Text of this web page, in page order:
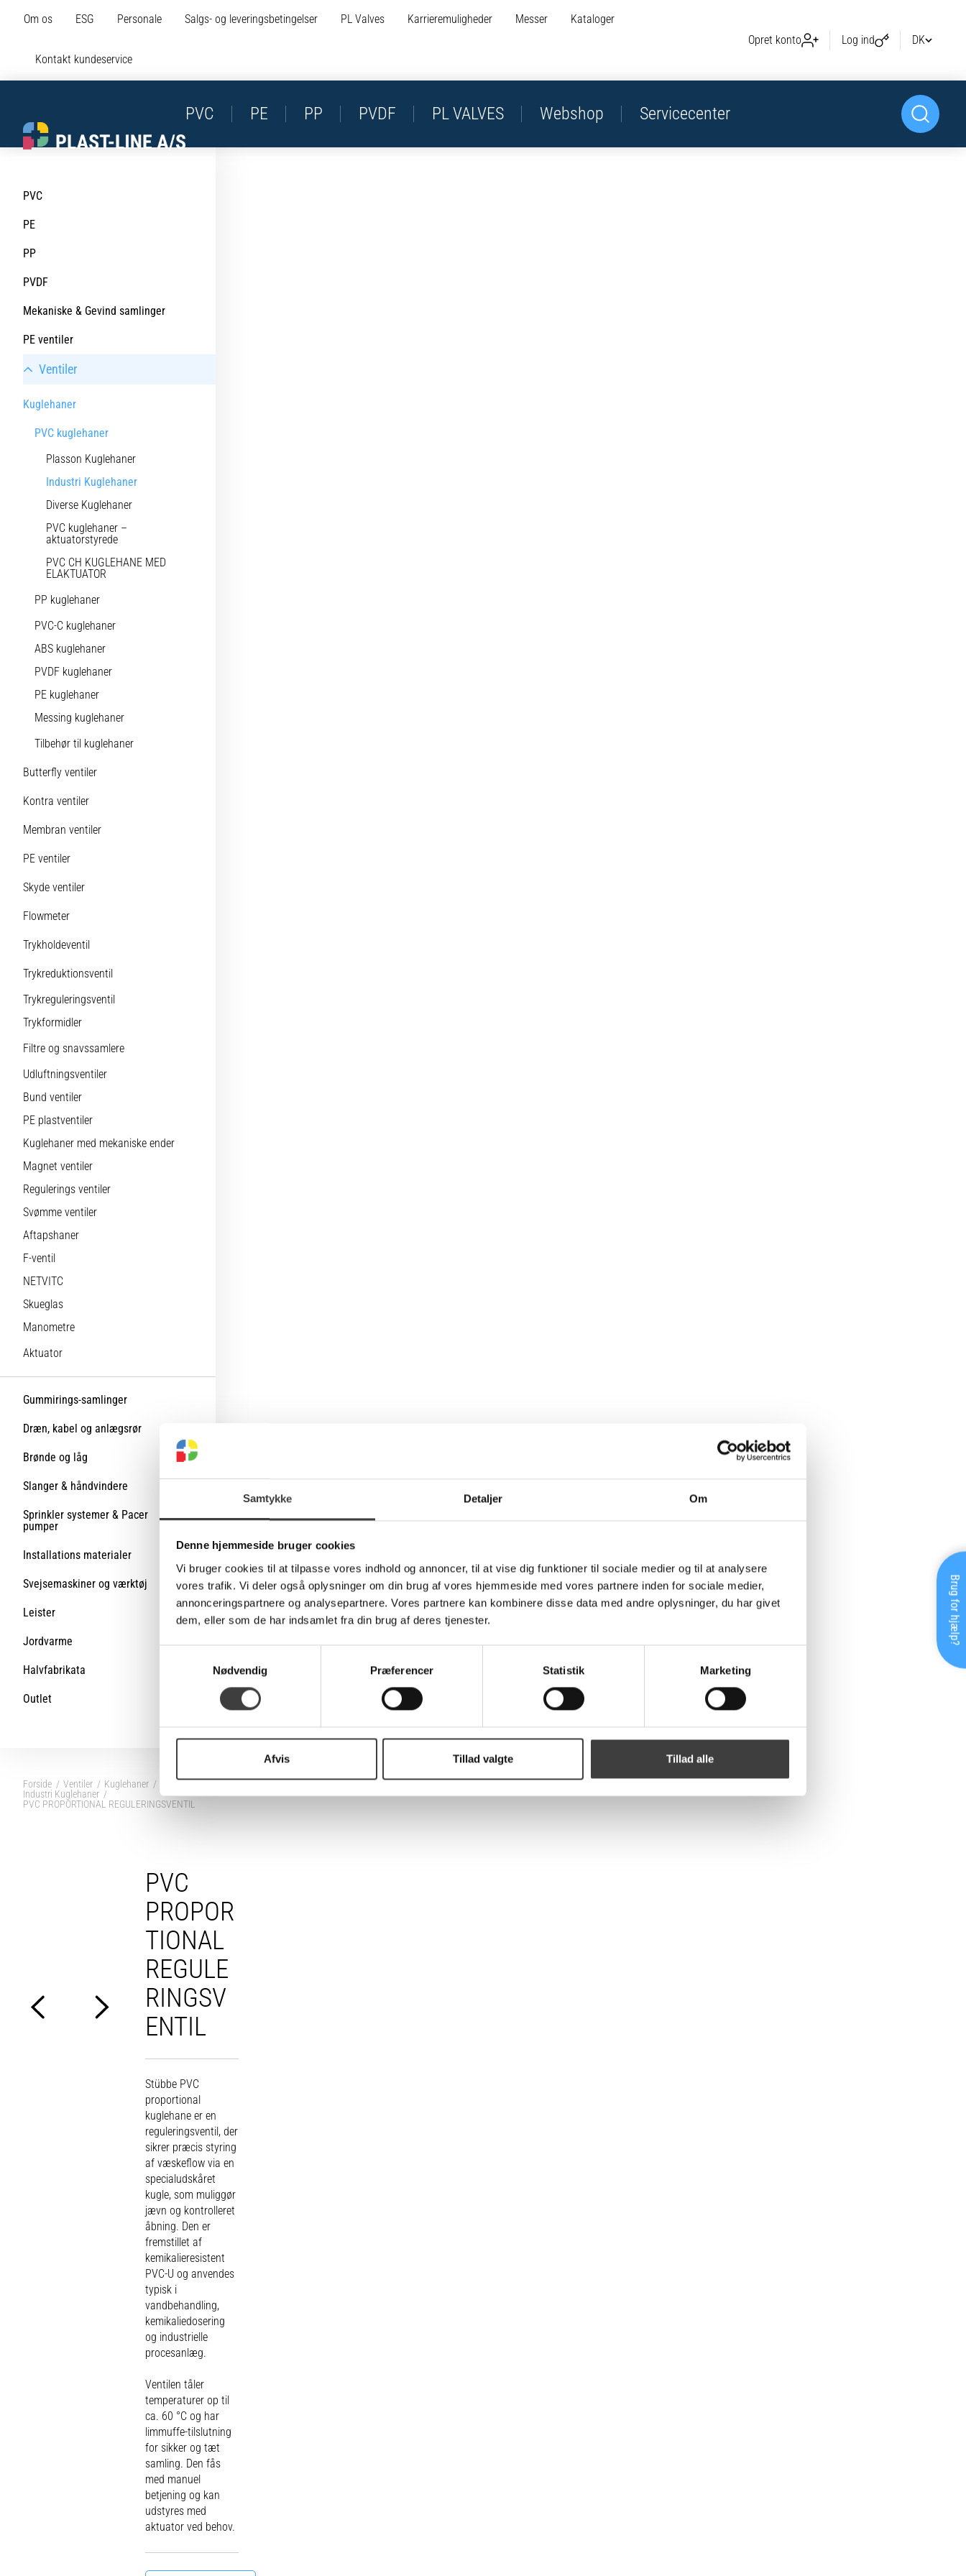
Samtykke Detaljer Om
Denne hjemmeside bruger cookies
Vi bruger cookies til at tilpasse vores indhold og annoncer, til at vise dig funktioner til sociale medier og til at analysere
vores trafik. Vi deler også oplysninger om din brug af vores hjemmeside med vores partnere inden for sociale medier,
annonceringspartnere og analysepartnere. Vores partnere kan kombinere disse data med andre oplysninger, du har givet
dem, eller som de har indsamlet fra din brug af deres tjenester.
v
a
Nødvendig Præferencer Statistik Marketing
Afvis Tillad valgte Tillad alle
Om os ESG Personale Salgs- og leveringsbetingelser PL Valves Karrieremuligheder Messer Kataloger
Kontakt kundeservice
Opret konto Log ind DK
PVC PE PP PVDF PL VALVES Webshop Servicecenter
PVC
PE
PP
PVDF
Mekaniske & Gevind samlinger
PE ventiler
Ventiler
Kuglehaner
PVC kuglehaner
Plasson Kuglehaner
Industri Kuglehaner
Diverse Kuglehaner
PVC kuglehaner –
aktuatorstyrede
PVC CH KUGLEHANE MED
ELAKTUATOR
PP kuglehaner
PVC-C kuglehaner
ABS kuglehaner
PVDF kuglehaner
PE kuglehaner
Messing kuglehaner
Tilbehør til kuglehaner
Butterfly ventiler
Kontra ventiler
Membran ventiler
PE ventiler
Skyde ventiler
Flowmeter
Trykholdeventil
Trykreduktionsventil
Trykreguleringsventil
Trykformidler
Filtre og snavssamlere
Udluftningsventiler
Bund ventiler
PE plastventiler
Kuglehaner med mekaniske ender
Magnet ventiler
Regulerings ventiler
Svømme ventiler
Aftapshaner
F-ventil
NETVITC
Skueglas
Manometre
Aktuator
Gummirings-samlinger
Dræn, kabel og anlægsrør
Brønde og låg
Slanger & håndvindere
Sprinkler systemer & Pacer
pumper
Installations materialer
Svejsemaskiner og værktøj
Leister
Jordvarme
Halvfabrikata
Outlet
Forside Ventiler Kuglehaner
PVC kuglehaner
Industri Kuglehaner
PVC PROPORTIONAL REGULERINGSVENTIL
PVC
PROPOR
TIONAL
REGULE
RINGSV
ENTIL
Stübbe PVC
proportional
kuglehane er en
reguleringsventil, der
sikrer præcis styring
af væskeflow via en
specialudskåret
kugle, som muliggør
jævn og kontrolleret
åbning. Den er
fremstillet af
kemikalieresistent
PVC-U og anvendes
typisk i
vandbehandling,
kemikaliedosering
og industrielle
procesanlæg.
Ventilen tåler
temperaturer op til
ca. 60 °C og har
limmuffe-tilslutning
for sikker og tæt
samling. Den fås
med manuel
betjening og kan
udstyres med
aktuator ved behov.
Brug for hjælp?